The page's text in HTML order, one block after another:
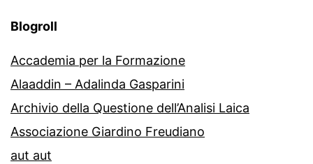
Blogroll
Accademia per la Formazione
Alaaddin – Adalinda Gasparini
Archivio della Questione dell’Analisi Laica
Associazione Giardino Freudiano
aut aut